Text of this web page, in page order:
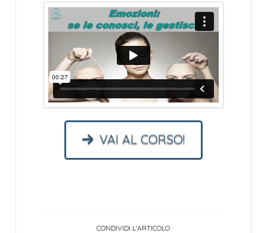
VAI AL CORSO!
CONDIVIDI L'ARTICOLO